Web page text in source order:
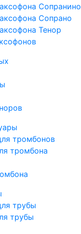
Сопранино
Сопрано
Тенор
тромбонов
тромбона
трубы
трубы